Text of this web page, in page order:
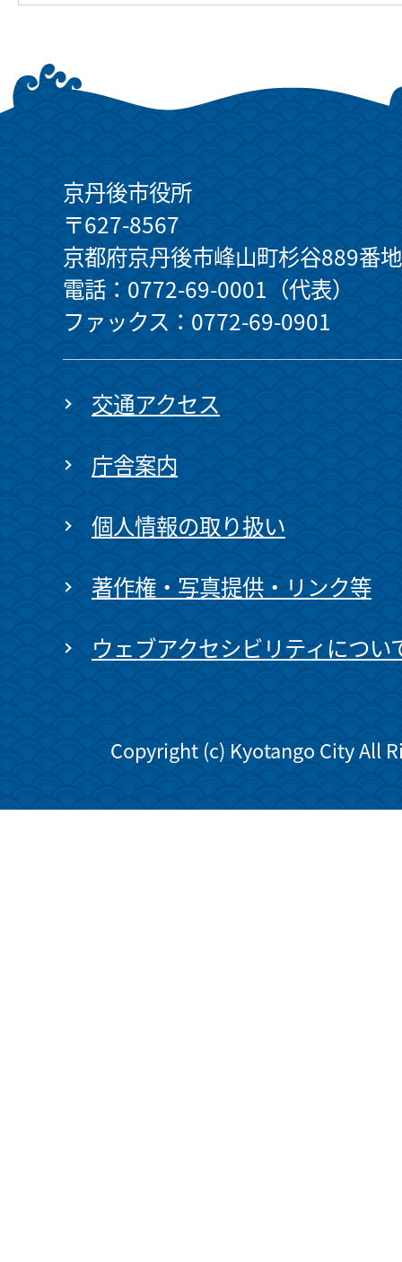
京丹後市役所
〒627-8567
京都府京丹後市峰山町杉谷889番地
電話：0772-69-0001（代表）
ファックス：0772-69-0901
交通アクセス
庁舎案内
個人情報の取り扱い
著作権・写真提供・リンク等
ウェブアクセシビリティについ
Copyright (c) Kyotango City All